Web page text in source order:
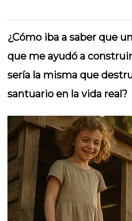
¿Cómo iba a saber que
que me ayudó a
sería la misma que
santuario en la vida real?